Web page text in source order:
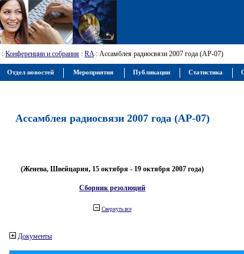
: Конференции и собрания : RA: Ассамблея радиосвязи 2007 года (АР-07)
Ассамблея радиосвязи 2007 года (АР-07)
(Женева, Швейцария, 15 октября - 19 октября 2007 года)
Сборник резолюций
Свернуть все
Документы
Отдел новостей Мероприятия Публикации Статистика